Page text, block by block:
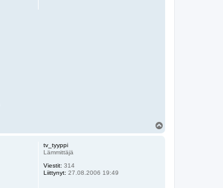
tv_tyyppi
Lämmittäjä
Viestit: 314
Liittynyt: 27.08.2006 19:49